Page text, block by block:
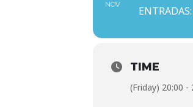
NOV
TIME
(Friday) 20:00 -